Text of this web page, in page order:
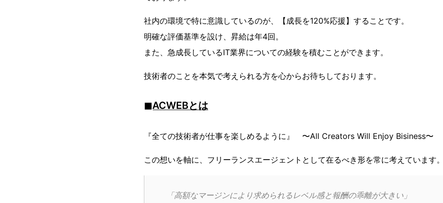
社内の環境で特に意識しているのが、【成長を120%応援】することです。
明確な評価基準を設け、昇給は年4回。
また、急成長しているIT業界についての経験を積むことができます。
技術者のことを本気で考えられる方を心からお待ちしております。
◼︎ACWEBとは
『全ての技術者が仕事を楽しめるように』 〜All Creators Will Enjoy Bisiness〜
この想いを軸に、フリーランスエージェントとして在るべき形を常に考えています。
「高額なマージンにより求められるレベル感と報酬の乖離が大きい」